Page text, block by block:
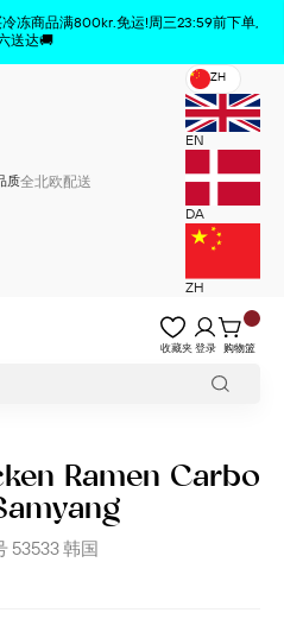
冻商品满800kr.免运!周三23:59前下单,
送达🚚
质全北欧配送
ZH
EN
DA
ZH
收藏夹登录 购物篮
Ramen Carbo
53533韩国
中删除 x